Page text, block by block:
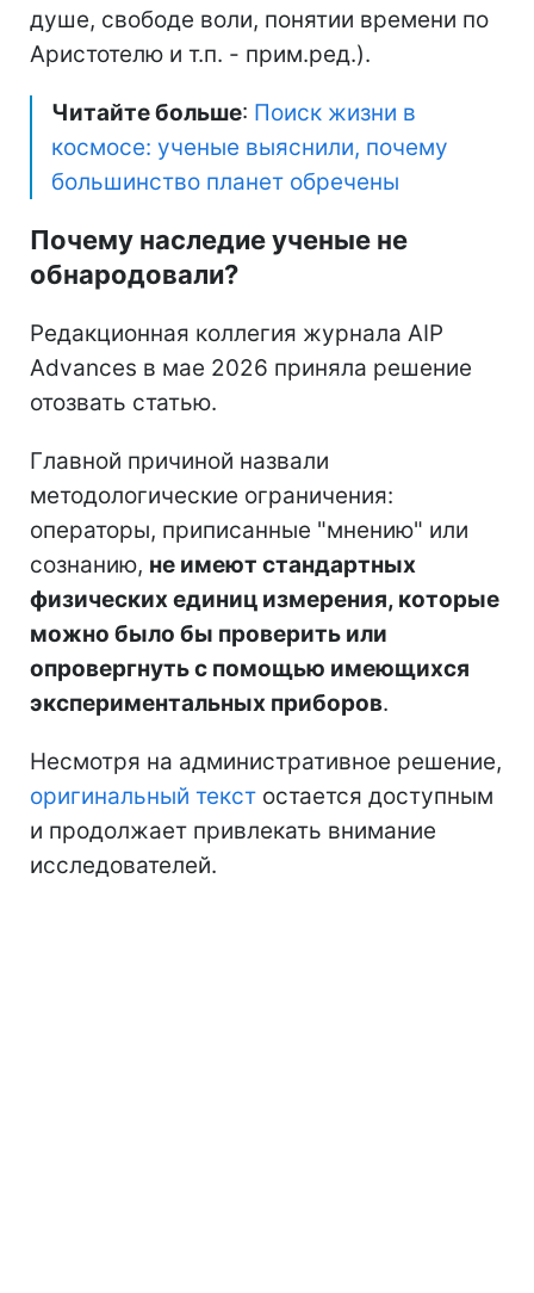
душе, свободе воли, понятии времени по
Аристотелю и т.п. - прим.ред.).
Читайте больше: Поиск жизни в
космосе: ученые выяснили, почему
большинство планет обречены
Почему наследие ученые не
обнародовали?
Редакционная коллегия журнала AIP
Advances в мае 2026 приняла решение
отозвать статью.
Главной причиной назвали
методологические ограничения:
операторы, приписанные "мнению" или
сознанию, не имеют стандартных
физических единиц измерения, которые
можно было бы проверить или
опровергнуть с помощью имеющихся
экспериментальных приборов.
Несмотря на административное решение,
оригинальный текст остается доступным
и продолжает привлекать внимание
исследователей.